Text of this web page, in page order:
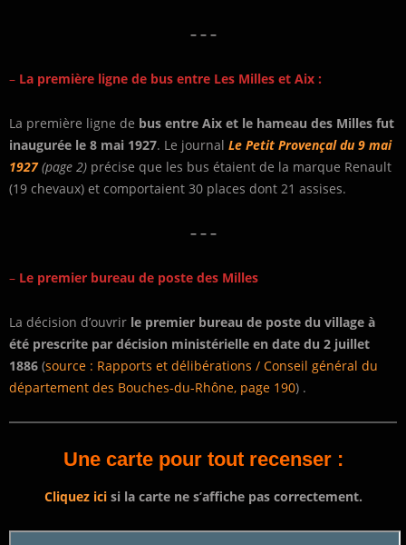
– – –
– La première ligne de bus entre Les Milles et Aix :
La première ligne de bus entre Aix et le hameau des Milles fut
inaugurée le 8 mai 1927. Le journal Le Petit Provençal du 9 mai
1927(page 2) précise que les bus étaient de la marque Renault
(19 chevaux) et comportaient 30 places dont 21 assises.
– – –
– Le premier bureau de poste des Milles
La décision d’ouvrir le premier bureau de poste du village à
été prescrite par décision ministérielle en date du 2 juillet
1886 (source : Rapports et délibérations / Conseil général du
département des Bouches-du-Rhône, page 190) .
Une carte pour tout recenser :
Cliquez icisi la carte ne s’affiche pas correctement.